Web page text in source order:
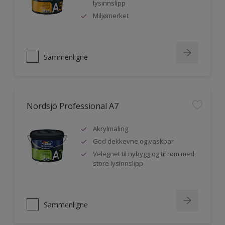
lysinnslipp
Miljømerket
Sammenligne
Nordsjö Professional A7
Akrylmaling
God dekkevne og vaskbar
Velegnet til nybygg og til rom med
store lysinnslipp
Sammenligne